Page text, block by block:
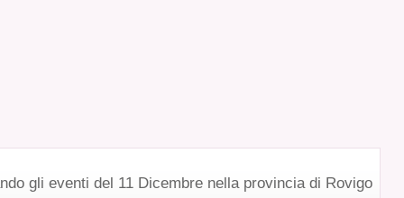
gli eventi del 11 Dicembre nella provincia di Rovigo